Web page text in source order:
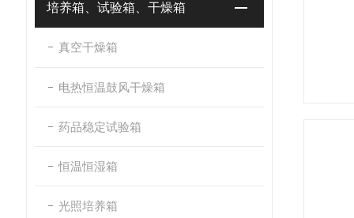
培养箱、试验箱、干燥箱
真空干燥箱
电热恒温鼓风干燥箱
药品稳定试验箱
恒温恒湿箱
光照培养箱